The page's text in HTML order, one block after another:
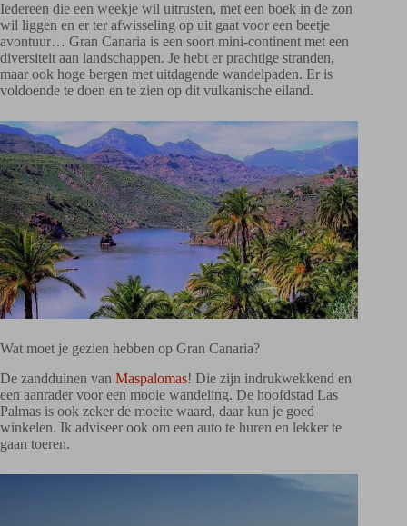
Iedereen die een weekje wil uitrusten, met een boek in de zon
wil liggen en er ter afwisseling op uit gaat voor een beetje
avontuur… Gran Canaria is een soort mini-continent met een
diversiteit aan landschappen. Je hebt er prachtige stranden,
maar ook hoge bergen met uitdagende wandelpaden. Er is
voldoende te doen en te zien op dit vulkanische eiland.
Wat moet je gezien hebben op Gran Canaria?
De zandduinen van Maspalomas! Die zijn indrukwekkend en
een aanrader voor een mooie wandeling. De hoofdstad Las
Palmas is ook zeker de moeite waard, daar kun je goed
winkelen. Ik adviseer ook om een auto te huren en lekker te
gaan toeren.